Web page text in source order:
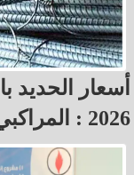
2026 : المراكبي بـ 39400 جنيه